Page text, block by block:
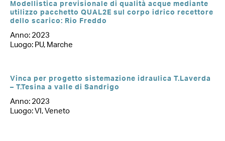
Modellistica previsionale di qualità acque mediante
utilizzo pacchetto QUAL2E sul corpo idrico recettore
dello scarico: Rio Freddo
Anno: 2023
Luogo: PU, Marche
Vinca per progetto sistemazione idraulica T.Laverda
– T.Tesina a valle di Sandrigo
Anno: 2023
Luogo: VI, Veneto